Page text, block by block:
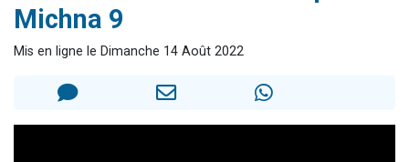
2 nouvelles musiques dans Torah-Box Music
4 personnes viennent de nous rejoindre sur WhatsApp
Michna 9
Mis en ligne le Dimanche 14 Août 2022